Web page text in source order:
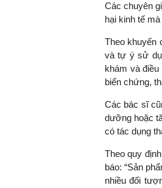
Các chuyên
hại kinh tế
Theo khuyến
và tự ý sử
khám và
biến chứng,
Các bác sĩ
dưỡng hoặc
có tác dụng
Theo quy
báo: “Sản
nhiều đối